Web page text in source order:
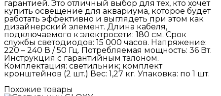
гарантией. Это отличный выбор для тех, кто хочет
купить освещение для аквариума, которое будет
работать эффективно и выглядеть при этом как
дизайнерский элемент. Длина кабеля,
подключаемого к электросети: 180 см. Срок
службы светодиодов: 15 000 часов. Напряжение:
220 – 240 В / 50 Гц. Потребляемая мощность: 36 Вт.
Инструкция с гарантийным талоном.
Комплектация: светильник; комплект
кронштейнов (2 шт.) Вес: 1,27 кг. Упаковка: по 1 шт.
Похожие товары